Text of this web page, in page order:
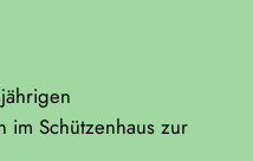
im Schützenhaus zur